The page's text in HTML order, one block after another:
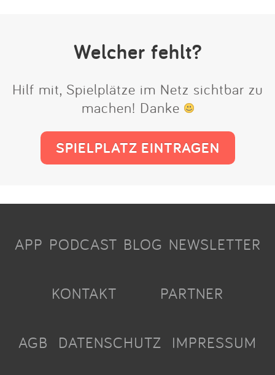
Welcher fehlt?
Hilf mit, Spielplätze im Netz sichtbar zu
machen! Danke
SPIELPLATZ EINTRAGEN
APP PODCAST BLOG NEWSLETTER
KONTAKT PARTNER
AGB DATENSCHUTZ IMPRESSUM